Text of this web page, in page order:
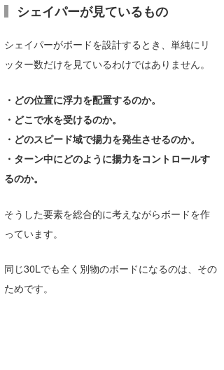
シェイパーが見ているもの
シェイパーがボードを設計するとき、単純にリ
ッター数だけを見ているわけではありません。
・どの位置に浮力を配置するのか。
・どこで水を受けるのか。
・どのスピード域で揚力を発生させるのか。
・ターン中にどのように揚力をコントロールす
るのか。
そうした要素を総合的に考えながらボードを作
っています。
同じ30Lでも全く別物のボードになるのは、その
ためです。